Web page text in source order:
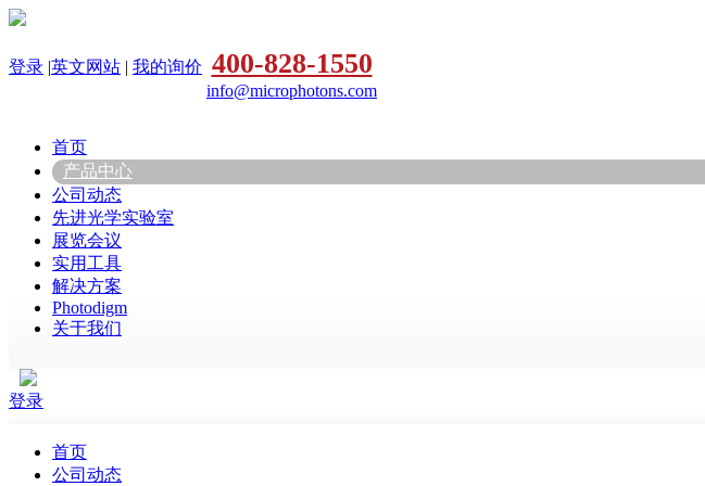
登录 |英文网站 | 我的询价 400-828-1550
info@microphotons.com
首页
产品中心
公司动态
先进光学实验室
展览会议
实用工具
解决方案
Photodigm
关于我们
登录
首页
公司动态